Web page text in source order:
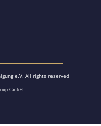
e.V. All rights reserved
GmbH